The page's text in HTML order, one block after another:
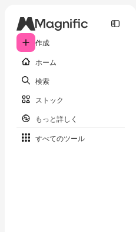
作成
ホーム
検索
ストック
もっと詳しく
すべてのツール